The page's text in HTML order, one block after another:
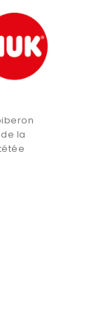
la